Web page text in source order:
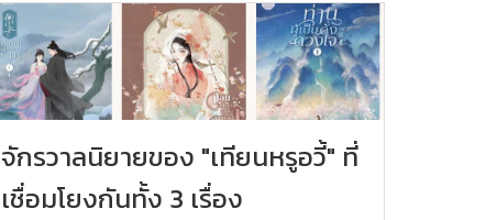
ที่สุดลำดับเรื่องกับลำดับที่หยิบอ่านก็ตรงกั...
จักรวาลนิยายของ "เทียนหรูอวี้" ที่
เชื่อมโยงกันทั้ง 3 เรื่อง